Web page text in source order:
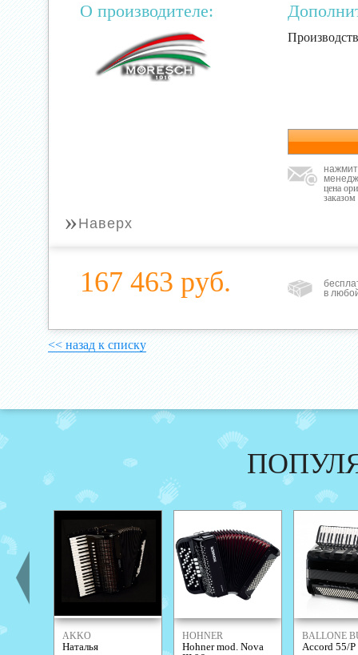
О производителе:
цена
заказом
» Наверх
167 463 руб.
в
<< назад к списку
AKKO
Наталья
HOHNER
Hohner mod. Nova
BALLONE
Accord 55/P